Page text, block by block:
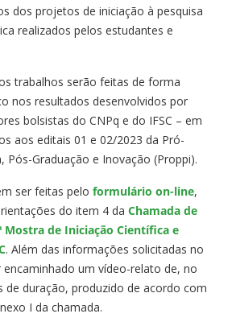
dos projetos de iniciação à pesquisa
realizados pelos estudantes e
trabalhos serão feitas de forma
nos resultados desenvolvidos por
bolsistas do CNPq e do IFSC – em
aos editais 01 e 02/2023 da Pró-
Pós-Graduação e Inovação (Proppi).
ser feitas pelo formulário on-line,
do item 4 da Chamada de
Mostra de Iniciação Científica e
. Além das informações solicitadas no
um vídeo-relato de, no
de duração, produzido de acordo com
I da chamada.